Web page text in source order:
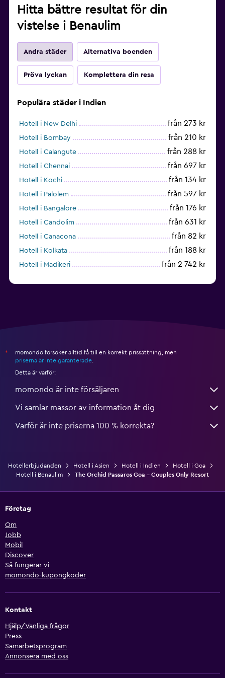
Hitta bättre resultat för din
vistelse i Benaulim
Andra städer Alternativa boenden
Pröva lyckan Komplettera din resa
Populära städer i Indien
Hotell i New Delhi från 273 kr
Hotell i Bombay från 210 kr
Hotell i Calangute från 288 kr
Hotell i Chennai från 697 kr
Hotell i Kochi från 134 kr
Hotell i Palolem från 597 kr
Hotell i Bangalore från 176 kr
Hotell i Candolim från 631 kr
Hotell i Canacona från 82 kr
Hotell i Kolkata från 188 kr
Hotell i Madikeri från 2 742 kr
*
momondo försöker alltid få till en korrekt prissättning, men
priserna är inte garanterade
Detta är varför:
momondo är inte försäljaren
Vi samlar massor av information åt dig
Varför är inte priserna 100 % korrekta?
Hotellerbjudanden Hotell i Asien Hotell i Indien
Hotell i Goa
Hotell i Benaulim
The Orchid Passaros Goa - Couples Only Resort
Företag
Om
Jobb
Mobil
Discover
Så fungerar vi
momondo-kupongkoder
Kontakt
Hjälp/Vanliga frågor
Press
Samarbetsprogram
Annonsera med oss